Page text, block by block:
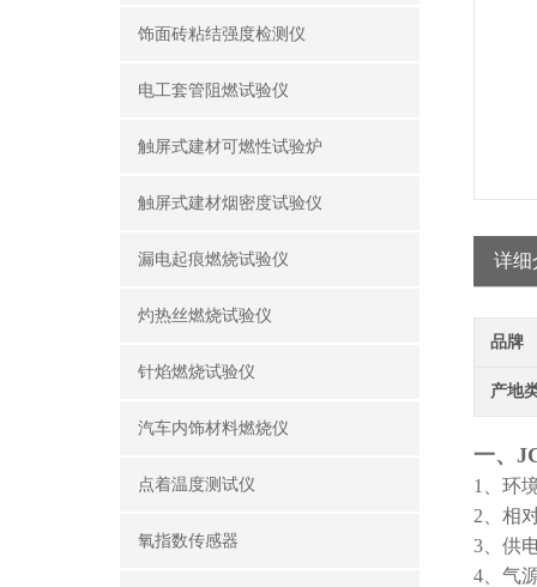
饰面砖粘结强度检测仪
电工套管阻燃试验仪
触屏式建材可燃性试验炉
触屏式建材烟密度试验仪
漏电起痕燃烧试验仪
灼热丝燃烧试验仪
针焰燃烧试验仪
汽车内饰材料燃烧仪
点着温度测试仪
氧指数传感器
详细
品牌
产地
一、
1、环
2、相
3、供
4、气